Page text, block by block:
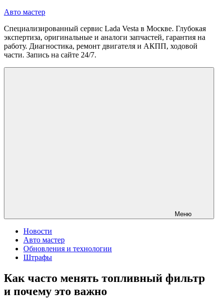
Перейти
содержимому
Авто мастер
Специализированный сервис Lada Vesta в Москве. Глубокая
экспертиза, оригинальные и аналоги запчастей, гарантия на
работу. Диагностика, ремонт двигателя и АКПП, ходовой
части. Запись на сайте 24/7.
Меню
Новости
Авто мастер
Обновления и технологии
Штрафы
Как часто менять топливный фильтр
и почему это важно